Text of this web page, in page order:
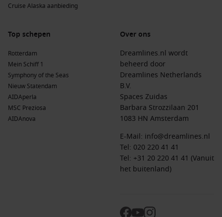
Cruise Alaska aanbieding
Top schepen
Rotterdam
Mein Schiff 1
Symphony of the Seas
Nieuw Statendam
AIDAperla
MSC Preziosa
AIDAnova
Over ons
Dreamlines.nl wordt
beheerd door
Dreamlines Netherlands
B.V.
Spaces Zuidas
Barbara Strozzilaan 201
1083 HN Amsterdam
E-Mail: info@dreamlines.nl
Tel: 020 220 41 41
Tel: +31 20 220 41 41 (Vanuit
het buitenland)